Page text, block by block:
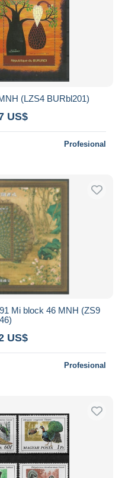
(LZS4 BURbl201)
US$
Profesional
Mi block 46 MNH (ZS9
US$
Profesional